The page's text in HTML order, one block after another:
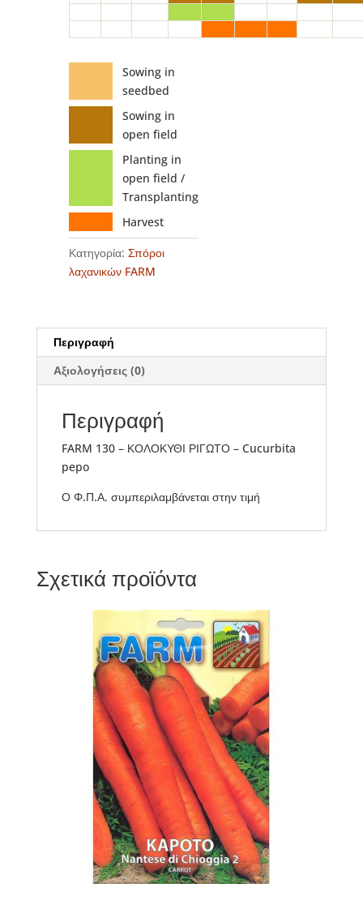
Sowing in
seedbed
Sowing in
open field
Planting in
open field /
Transplanting
Harvest
Κατηγορία: Σπόροι
λαχανικών FARM
Περιγραφή
Αξιολογήσεις (0)
Περιγραφή
FARM 130 – ΚΟΛΟΚΥΘΙ ΡΙΓΩΤΟ – Cucurbita
pepo
Ο Φ.Π.Α. συμπεριλαμβάνεται στην τιμή
Σχετικά προϊόντα